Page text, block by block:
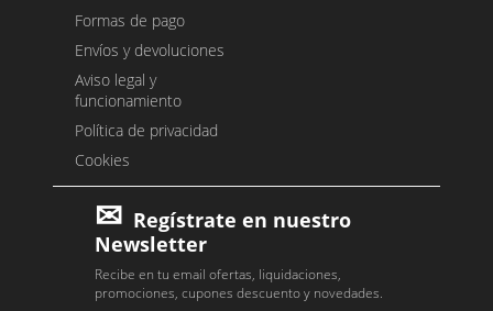
Formas de pago
Envíos y devoluciones
Aviso legal y
funcionamiento
Política de privacidad
Cookies
Regístrate en nuestro
Newsletter
Recibe en tu email ofertas, liquidaciones,
promociones, cupones descuento y novedades.